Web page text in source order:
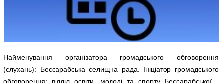
Найменування організатора громадського обговорення
(слухань): Бессарабська селищна рада. Ініціатор громадського
обговорення: відділ освіти, молоді та спорту Бессарабської…